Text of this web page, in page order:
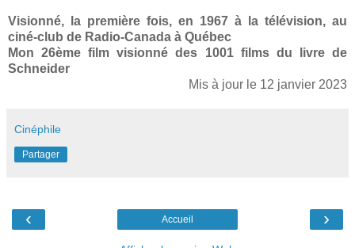
Visionné, la première fois, en 1967 à la télévision, au
ciné-club de Radio-Canada à Québec
Mon 26ème film visionné des 1001 films du livre de
Schneider
Mis à jour le 12 janvier 2023
Cinéphile
Partager
‹ ›
Accueil